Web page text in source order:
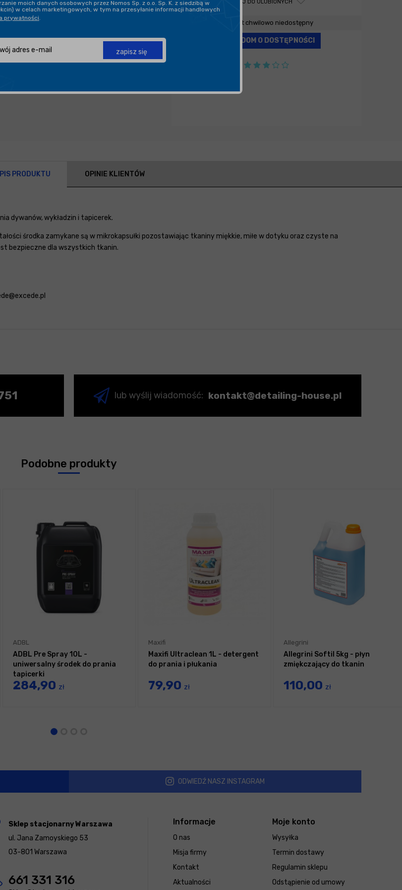
o produkt
DODAJ DO ULUBIONYCH
Produkt chwilowo niedostępny
POWIADOM O DOSTĘPNOŚCI
PRODUKTU OPINIE KLIENTÓW
dywanów, wykładzin i tapicerek.
środka zamykane są w mikrokapsułki pozostawiając tkaniny miękkie, miłe w dotyku oraz czyste na
bezpieczne dla wszystkich tkanin.
lub wyślij wiadomość: kontakt@detailing-house.pl
Podobne produkty
ADBL
ADBL Pre Spray 10L -
uniwersalny środek do prania
tapicerki
284,90 zł
Maxifi
Maxifi Ultraclean 1L - detergent
do prania i płukania
79,90 zł
Allegrini
Allegrini Softil 5kg - płyn
zmiękczający do tkanin
110,00 zł
ODWIEDŹ NASZ INSTAGRAM
moich danych osobowych przez Nomos Sp. z o.o. Sp. K. z siedzibą w
w celach marketingowych, w tym na przesyłanie informacji handlowych
prywatności
zapisz się
Informacje
O nas
Misja firmy
Kontakt
Aktualności
Moje konto
Wysyłka
Termin dostawy
Regulamin sklepu
Odstąpienie od umowy
Sklep stacjonarny Warszawa
ul. Jana Zamoyskiego 53
03-801 Warszawa
661 331 316